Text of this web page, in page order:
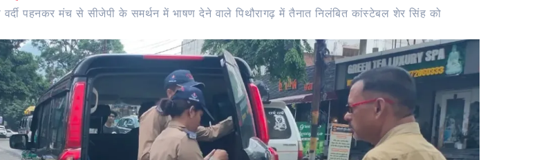
पहनकर मंच से सीजेपी के समर्थन में भाषण देने वाले पिथौरागढ़ में तैनात निलंबित कांस्टेबल शेर सिंह को